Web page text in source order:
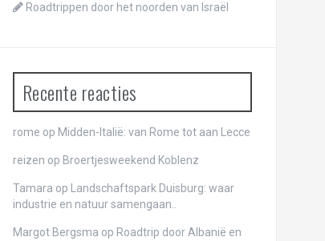
Roadtrippen door het noorden van Israël
Recente reacties
rome op Midden-Italië: van Rome tot aan Lecce
reizen op Broertjesweekend Koblenz
Tamara op
Landschaftspark Duisburg: waar
industrie en natuur samengaan..
Margot Bergsma op Roadtrip door Albanië en